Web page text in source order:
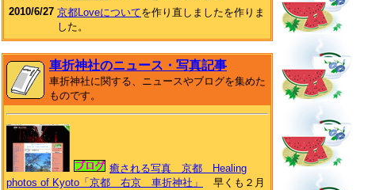
2010/6/27 京都Loveについてを作り直しましたを作りま
した。
車折神社のニュース・写真記事
車折神社に関する、ニュースやブログを集めた
ものです。
癒される写真 京都 Healing
photos of Kyoto「京都 右京 車折神社」
早くも２月